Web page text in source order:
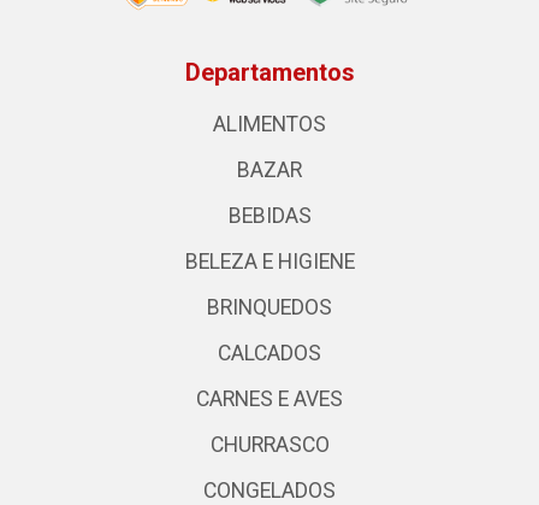
Departamentos
ALIMENTOS
BAZAR
BEBIDAS
BELEZA E HIGIENE
BRINQUEDOS
CALCADOS
CARNES E AVES
CHURRASCO
CONGELADOS